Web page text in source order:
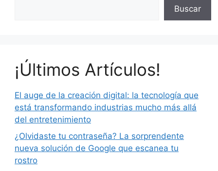
Buscar
¡Últimos Artículos!
El auge de la creación digital: la tecnología que
está transformando industrias mucho más allá
del entretenimiento
¿Olvidaste tu contraseña? La sorprendente
nueva solución de Google que escanea tu
rostro